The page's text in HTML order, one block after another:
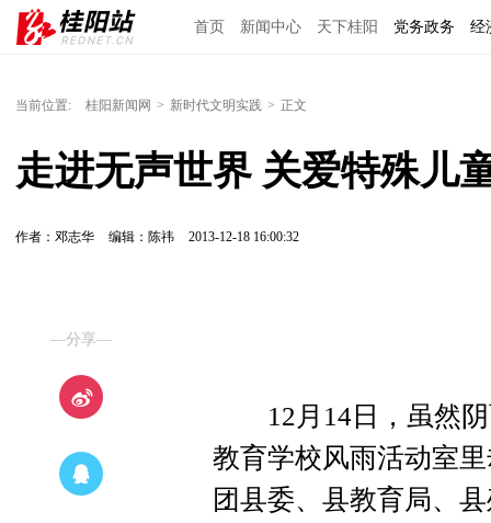
首页 新闻中心 天下桂阳 党务政务 经
当前位置: 桂阳新闻网 > 新时代文明实践 > 正文
走进无声世界 关爱特殊儿
作者：邓志华 编辑：陈祎 2013-12-18 16:00:32
—分享—
12月14日，虽然阴
教育学校风雨活动室
团县委、县教育局、